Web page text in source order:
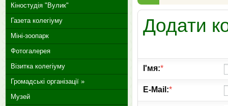
Додати
І'мя:*
E-Mail:*
Кіностудія "Вулик"
Газета колегіуму
Міні-зоопарк
Фотогалерея
Візитка колегіуму
Громадські організації »
Музей